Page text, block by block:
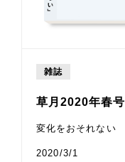
雑誌
草月2020年春号
変化をおそれない
2020/3/1